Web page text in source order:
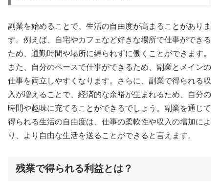
副業を始めることで、生活の自由度が高まることがありま
す。例えば、自宅やカフェなど好きな場所で仕事ができる
ため、通勤時間や場所に縛られずに働くことができます。
また、自分のペースで仕事ができるため、副業とメインの
仕事を両立しやすくなります。さらに、副業で得られる収
入が増えることで、経済的な余裕が生まれるため、自分の
時間や趣味に充てることができるでしょう。副業を通じて
得られる生活の自由度は、仕事の柔軟性や収入の増加によ
り、より自由な生活を送ることができると言えます。
残業で得られる利益とは？